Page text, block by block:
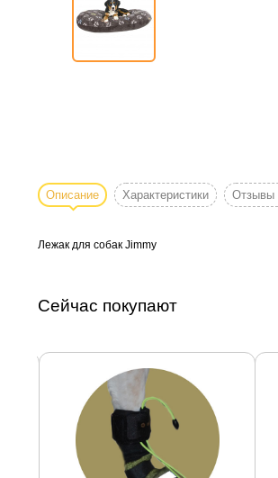
Описание Характеристики Отзывы
Лежак для собак Jimmy
Сейчас покупают